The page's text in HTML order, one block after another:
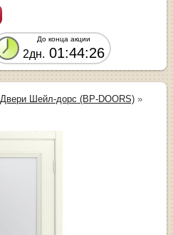
До конца акции
2дн. 01:44:26
Двери Шейл-дорс (BP-DOORS) »